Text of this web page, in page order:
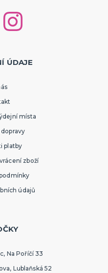
ÚDAJE
místa
platby
zboží
údajů
Na Poříčí 33
Lublaňská 52